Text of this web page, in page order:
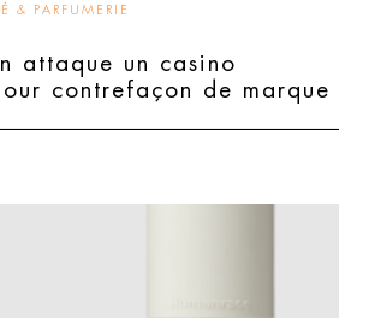
& PARFUMERIE
attaque un casino
contrefaçon de marque